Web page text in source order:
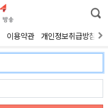
통
합
색
이용약관 개인정보취급방침